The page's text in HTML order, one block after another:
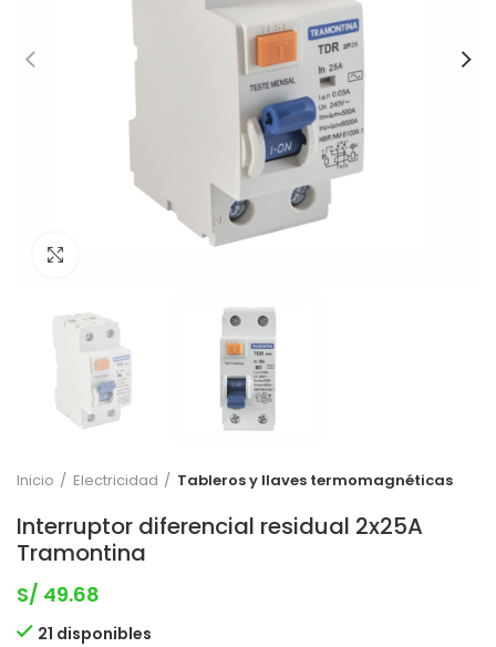
Clic para expandir
Inicio Electricidad Tableros y llaves termomagnéticas
Interruptor diferencial residual 2x25A
Tramontina
S/ 49.68
21 disponibles